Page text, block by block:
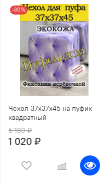
-80%
Чехол 37х37х45 на пуфик
квадратный
5 180 ₽
1 020 ₽